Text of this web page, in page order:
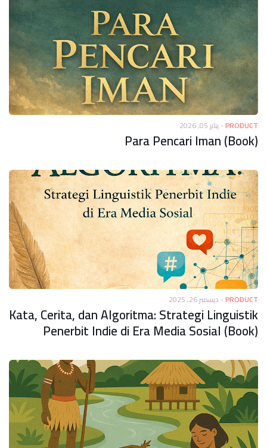
PRODUCT
-يناير 05, 2026
Para Pencari Iman (Book)
PRODUCT
- ديسمبر 26, 2025
Kata, Cerita, dan Algoritma: Strategi Linguistik
Penerbit Indie di Era Media Sosial (Book)